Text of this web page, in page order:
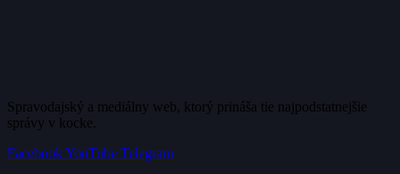
Spravodajský a mediálny web, ktorý prináša tie najpodstatnejšie
správy v kocke.
FacebookYouTube Telegram